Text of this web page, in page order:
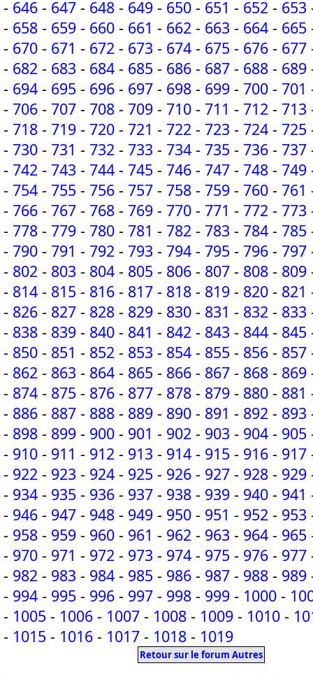
- 646 - 647 - 648 - 649 - 650 - 651 - 652 - 653
- 658 - 659 - 660 - 661 - 662 - 663 - 664 - 665
- 670 - 671 - 672 - 673 - 674 - 675 - 676 - 677
- 682 - 683 - 684 - 685 - 686 - 687 - 688 - 689
- 694 - 695 - 696 - 697 - 698 - 699 - 700 - 701
- 706 - 707 - 708 - 709 - 710 - 711 - 712 - 713
- 718 - 719 - 720 - 721 - 722 - 723 - 724 - 725
- 730 - 731 - 732 - 733 - 734 - 735 - 736 - 737
- 742 - 743 - 744 - 745 - 746 - 747 - 748 - 749
- 754 - 755 - 756 - 757 - 758 - 759 - 760 - 761
- 766 - 767 - 768 - 769 - 770 - 771 - 772 - 773
- 778 - 779 - 780 - 781 - 782 - 783 - 784 - 785
- 790 - 791 - 792 - 793 - 794 - 795 - 796 - 797
- 802 - 803 - 804 - 805 - 806 - 807 - 808 - 809
- 814 - 815 - 816 - 817 - 818 - 819 - 820 - 821
- 826 - 827 - 828 - 829 - 830 - 831 - 832 - 833
- 838 - 839 - 840 - 841 - 842 - 843 - 844 - 845
- 850 - 851 - 852 - 853 - 854 - 855 - 856 - 857
- 862 - 863 - 864 - 865 - 866 - 867 - 868 - 869
- 874 - 875 - 876 - 877 - 878 - 879 - 880 - 881
- 886 - 887 - 888 - 889 - 890 - 891 - 892 - 893
- 898 - 899 - 900 - 901 - 902 - 903 - 904 - 905
- 910 - 911 - 912 - 913 - 914 - 915 - 916 - 917
- 922 - 923 - 924 - 925 - 926 - 927 - 928 - 929
- 934 - 935 - 936 - 937 - 938 - 939 - 940 - 941
- 946 - 947 - 948 - 949 - 950 - 951 - 952 - 953
- 958 - 959 - 960 - 961 - 962 - 963 - 964 - 965
- 970 - 971 - 972 - 973 - 974 - 975 - 976 - 977
- 982 - 983 - 984 - 985 - 986 - 987 - 988 - 989
- 994 - 995 - 996 - 997 - 998 - 999 - 1000 -
- 1005 - 1006 - 1007 - 1008 - 1009 - 1010 -
- 1015 - 1016 - 1017 - 1018 - 1019
Retour sur le forum Autres